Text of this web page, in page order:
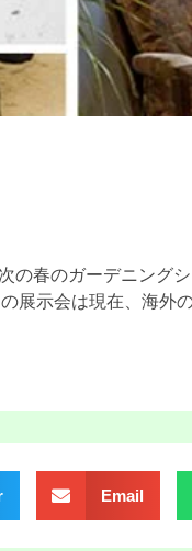
の春のガーデニング
展示会は現在、海外
Email